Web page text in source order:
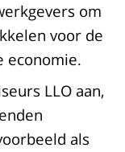
om
voor de
economie.
LLO aan,
als